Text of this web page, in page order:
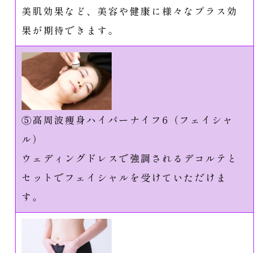
美肌効果など、美容や健康に様々なプラス効
果が期待できます。
⑤高周波痩身ハイパーナイフ6（フェイシャ
ル）
ウェディングドレスで強調されるデコルテと
セットでフェイシャルを受けていただけま
す。